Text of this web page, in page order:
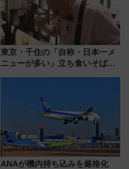
東京・千住の「自称・日本一メ
ニューが多い」立ち食いそば屋
7/27夜10時～放送
ANAが機内持ち込みを厳格化